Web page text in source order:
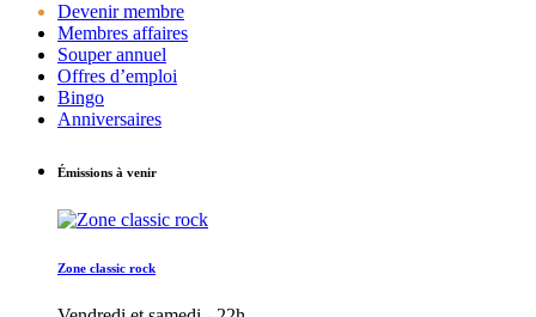
Devenir membre
Membres affaires
Souper annuel
Offres d’emploi
Bingo
Anniversaires
Émissions à venir
Zone classic rock